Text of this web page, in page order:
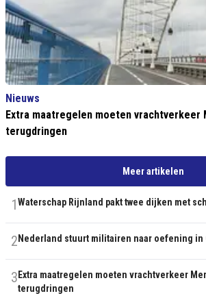
Nieuws
Extra maatregelen moeten vrachtverkeer
terugdringen
Meer artikelen
1Waterschap Rijnland pakt twee dijken met
2 Nederland stuurt militairen naar oefening in
3 Extra maatregelen moeten vrachtverkeer
terugdringen